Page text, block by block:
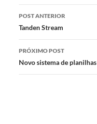
Navegação
de
posts
POST ANTERIOR
Tanden Stream
PRÓXIMO POST
Novo sistema de planilhas